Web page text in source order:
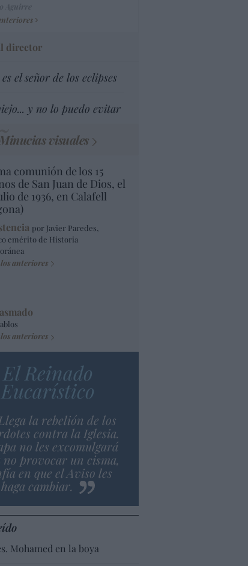
director
el señor de los eclipses
y no lo puedo evitar
Minucias visuales
comunión de los 15
de San Juan de Dios, el
de 1936, en Calafell
por Javier Paredes,
emérito de Historia
anteriores
anteriores
El Reinado
Eucarístico
la rebelión de los
contra la Iglesia.
no les excomulgará
no provocar un cisma,
en que el Aviso les
haga cambiar.
Mohamed en la boya